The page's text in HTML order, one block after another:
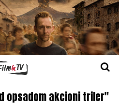
opsadom akcioni triler"